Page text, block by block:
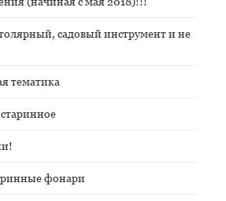
садовый инструмент и не
тематика
фонари